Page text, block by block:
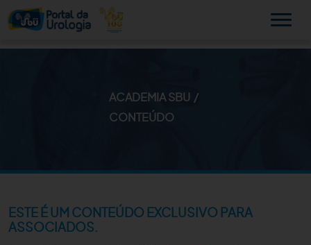
PUBLICAÇÕES
ACADEMIA SBU
CONTEÚDO
ESTE É UM CONTEÚDO EXCLUSIVO PARA
ASSOCIADOS.